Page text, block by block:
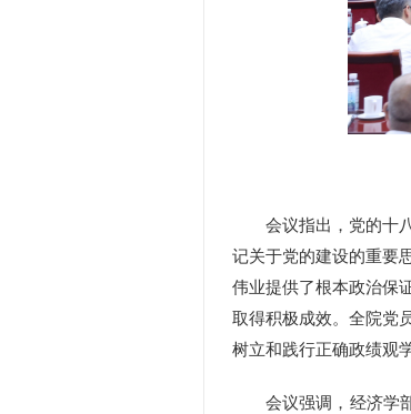
会议指出，党的十八
记关于党的建设的重要
伟业提供了根本政治保
取得积极成效。全院党
树立和践行正确政绩观
会议强调，经济学部